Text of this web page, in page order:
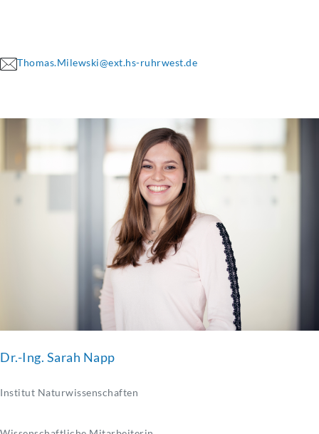
Thomas.Milewski@ext.hs-ruhrwest.de
Dr.-Ing. Sarah Napp
Institut Naturwissenschaften